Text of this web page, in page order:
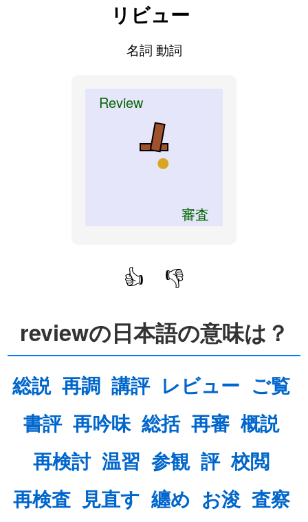
リビュー
名詞 動詞
審査
Review
👍 👎
reviewの日本語の意味は？
総説 再調 講評 レビュー ご覧
書評 再吟味 総括 再審 概説
再検討 温習 参観 評 校閲
再検査 見直す 纏め お浚 査察